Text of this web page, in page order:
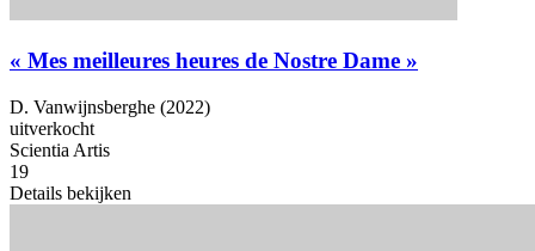
« Mes meilleures heures de Nostre Dame »
D. Vanwijnsberghe (2022)
uitverkocht
Scientia Artis
19
Details bekijken